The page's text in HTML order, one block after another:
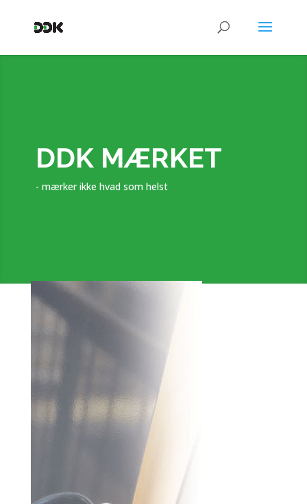
DDK MÆRKET
- mærker ikke hvad som helst